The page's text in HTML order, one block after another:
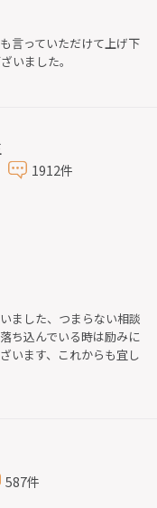
言っていただけて上げ下
いました。
1912件
ました、つまらない相談
ち込んでいる時は励みに
います、これからも宜し
587件